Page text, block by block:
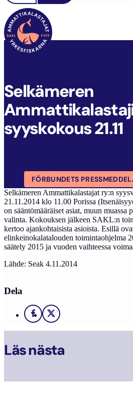
FYFF
Selkämeren
syyskokous 21.11
FÖRBUNDETS
Selkämeren Ammattikalastajat ry:n
21.11.2014 klo 11.00 Porissa
on sääntömääräiset asiat, muun muassa
valinta. Kokouksen jälkeen SAKL:n
kertoo ajankohtaisista asioista. Esillä
elinkeinokalatalouden toimintaohjelma
säätely 2015 ja vuoden vaihteessa
Lähde: Seak 4.11.2014
Dela
Facebook
X
Läs nästa